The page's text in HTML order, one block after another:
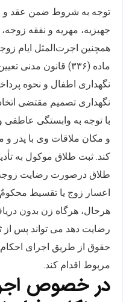
توجه به شروط ضمن عقد و
جهیزیه، مهریه و نفقه
همچنین اجرت‌المثل ایام
ماده (۳۳۶) قانون
نگهداری اطفال و نحوه
نگهداری تصمیم مقتضی
با توجه به وابستگی
و مکان ملاقات وی با پدر و
کند. ثبت طلاق موکول به
طلاق درصورت رضایت
اعسار زوج یا تقسیط
هرحال، هرگاه زن بدون
رضایت دهد می‌ تواند پس از
حقوق از طریق اجرای
مربوط اقدام کند.
در خصوص